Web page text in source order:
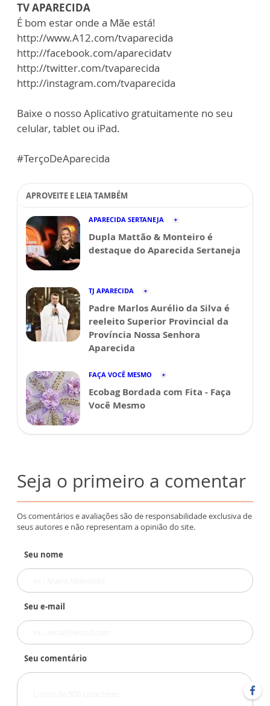
TV APARECIDA
É bom estar onde a Mãe está!
http://www.A12.com/tvaparecida
http://facebook.com/aparecidatv
http://twitter.com/tvaparecida
http://instagram.com/tvaparecida
Baixe o nosso Aplicativo gratuitamente no seu
celular, tablet ou iPad.
#TerçoDeAparecida
APROVEITE E LEIA TAMBÉM
APARECIDA SERTANEJA
Dupla Mattão & Monteiro é
destaque do Aparecida Sertaneja
TJ APARECIDA
Padre Marlos Aurélio da Silva é
reeleito Superior Provincial da
Província Nossa Senhora
Aparecida
FAÇA VOCÊ MESMO
Ecobag Bordada com Fita - Faça
Você Mesmo
Seja o primeiro a comentar
Os comentários e avaliações são de responsabilidade exclusiva de
seus autores e não representam a opinião do site.
Seu nome
Seu e-mail
Seu comentário